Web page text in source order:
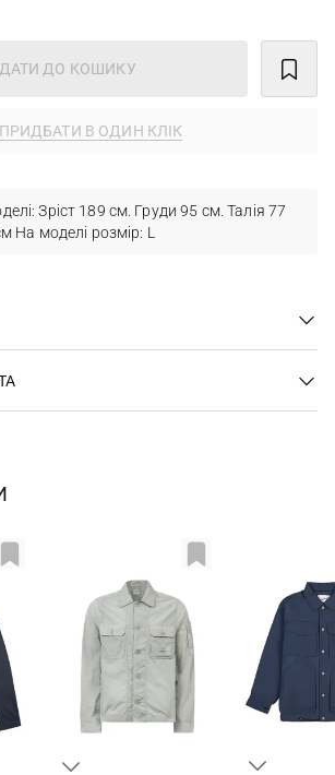
ДО КОШИКУ
ПРИДБАТИ В ОДИН КЛІК
Зріст 189 см. Груди 95 см. Талія 77
На моделі розмір: L